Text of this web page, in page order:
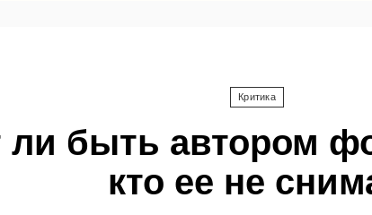
Критика
ли быть автором
кто ее не